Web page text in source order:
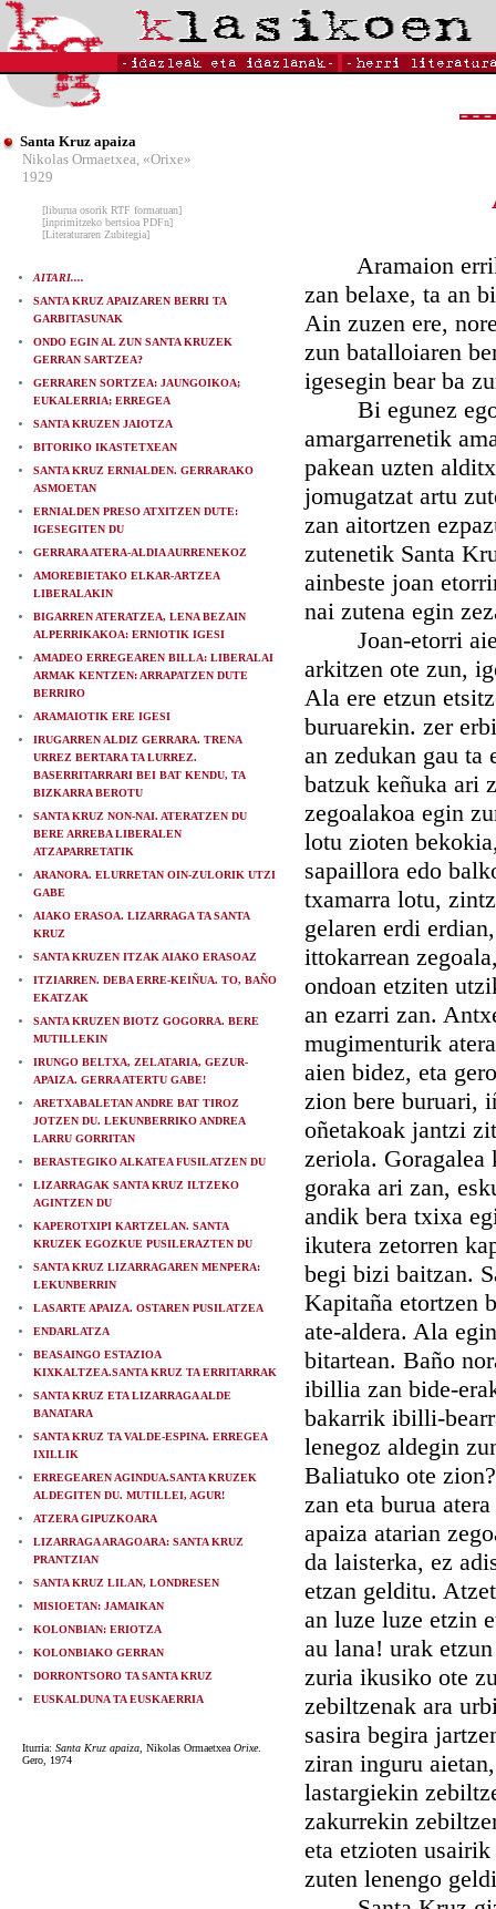
Santa Kruz apaiza
Nikolas Ormaetxea, «Orixe»
1929
[liburua osorik RTF formatuan]
[inprimitzeko bertsioa PDFn]
[Literaturaren Zubitegia]
AITARI....
SANTA KRUZ APAIZAREN BERRI TA
GARBITASUNAK
ONDO EGIN AL ZUN SANTA KRUZEK
GERRAN SARTZEA?
GERRAREN SORTZEA: JAUNGOIKOA;
EUKALERRIA; ERREGEA
SANTA KRUZEN JAIOTZA
BITORIKO IKASTETXEAN
SANTA KRUZ ERNIALDEN. GERRARAKO
ASMOETAN
ERNIALDEN PRESO ATXITZEN DUTE:
IGESEGITEN DU
GERRARA ATERA-ALDIA AURRENEKOZ
AMOREBIETAKO ELKAR-ARTZEA
LIBERALAKIN
BIGARREN ATERATZEA, LENA BEZAIN
ALPERRIKAKOA: ERNIOTIK IGESI
AMADEO ERREGEAREN BILLA: LIBERALAI
ARMAK KENTZEN: ARRAPATZEN DUTE
BERRIRO
ARAMAIOTIK ERE IGESI
IRUGARREN ALDIZ GERRARA. TRENA
URREZ BERTARA TA LURREZ.
BASERRITARRARI BEI BAT KENDU, TA
BIZKARRA BEROTU
SANTA KRUZ NON-NAI. ATERATZEN DU
BERE ARREBA LIBERALEN
ATZAPARRETATIK
ARANORA. ELURRETAN OIN-ZULORIK UTZI
GABE
AIAKO ERASOA. LIZARRAGA TA SANTA
KRUZ
SANTA KRUZEN ITZAK AIAKO ERASOAZ
ITZIARREN. DEBA ERRE-KEIÑUA. TO, BAÑO
EKATZAK
SANTA KRUZEN BIOTZ GOGORRA. BERE
MUTILLEKIN
IRUNGO BELTXA, ZELATARIA, GEZUR-
APAIZA. GERRA ATERTU GABE!
ARETXABALETAN ANDRE BAT TIROZ
JOTZEN DU. LEKUNBERRIKO ANDREA
LARRU GORRITAN
BERASTEGIKO ALKATEA FUSILATZEN DU
LIZARRAGAK SANTA KRUZ ILTZEKO
AGINTZEN DU
KAPEROTXIPI KARTZELAN. SANTA
KRUZEK EGOZKUE PUSILERAZTEN DU
SANTA KRUZ LIZARRAGAREN MENPERA:
LEKUNBERRIN
LASARTE APAIZA. OSTAREN PUSILATZEA
ENDARLATZA
BEASAINGO ESTAZIOA
KIXKALTZEA.SANTA KRUZ TA ERRITARRAK
SANTA KRUZ ETA LIZARRAGA ALDE
BANATARA
SANTA KRUZ TA VALDE-ESPINA. ERREGEA
IXILLIK
ERREGEAREN AGINDUA.SANTA KRUZEK
ALDEGITEN DU. MUTILLEI, AGUR!
ATZERA GIPUZKOARA
LIZARRAGA ARAGOARA: SANTA KRUZ
PRANTZIAN
SANTA KRUZ LILAN, LONDRESEN
MISIOETAN: JAMAIKAN
KOLONBIAN: ERIOTZA
KOLONBIAKO GERRAN
DORRONTSORO TA SANTA KRUZ
EUSKALDUNA TA EUSKAERRIA
Iturria: Santa Kruz apaiza , Nikolas Ormaetxea Orixe.
Gero, 1974
Aramaion erriko
zan belaxe, ta an
Ain zuzen ere,
zun batalloiaren
igesegin bear ba
Bi egunez egon
amargarrenetik
pakean uzten
jomugatzat artu
zan aitortzen
zutenetik Santa
ainbeste joan
nai zutena egin
Joan-etorri
arkitzen ote zun,
Ala ere etzun
buruarekin. zer
an zedukan gau ta
batzuk keñuka ari
zegoalakoa egin
lotu zioten
sapaillora edo
txamarra lotu,
gelaren erdi
ittokarrean
ondoan etziten
an ezarri zan.
mugimenturik
aien bidez, eta
zion bere buruari,
oñetakoak jantzi
zeriola. Goragalea
goraka ari zan,
andik bera txixa
ikutera zetorren
begi bizi baitzan.
Kapitaña etortzen
ate-aldera. Ala
bitartean. Baño
ibillia zan bide-
bakarrik ibilli-
lenegoz aldegin
Baliatuko ote
zan eta burua
apaiza atarian
da laisterka, ez
etzan gelditu.
an luze luze etzin
au lana! urak
zuria ikusiko ote
zebiltzenak ara
sasira begira
ziran inguru
lastargiekin
zakurrekin
eta etzioten
zuten lenengo